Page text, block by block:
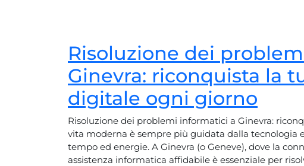
Risoluzione dei
Ginevra: riconquista la
digitale ogni giorno
Risoluzione dei problemi informatici a Ginevra:
vita moderna è sempre più guidata dalla
tempo ed energie. A Ginevra (o Geneve), dove la
assistenza informatica affidabile è essenziale per